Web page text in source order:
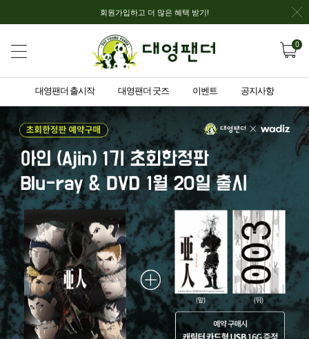
회원가입하고 더 많은 혜택 받기!
0
대영팬더 출시작 대영팬더 굿즈 이벤트 공지사항